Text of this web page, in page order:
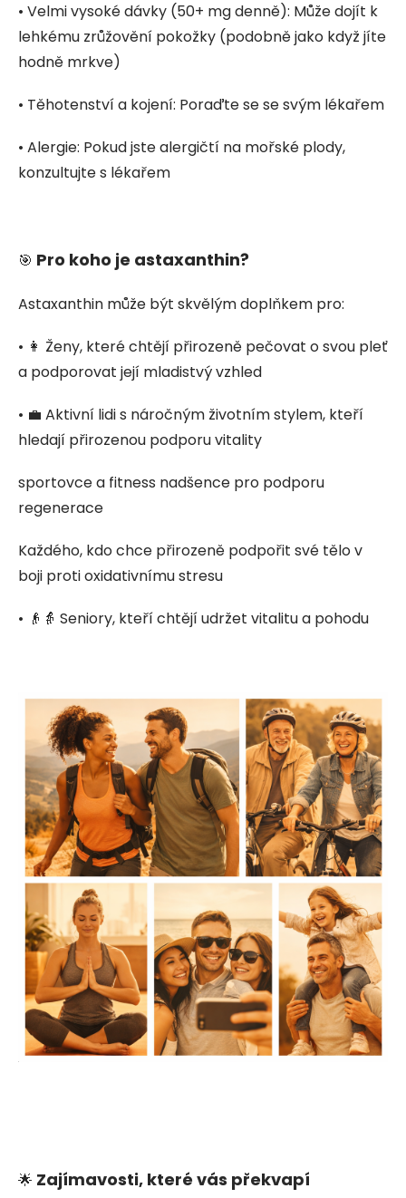
• Velmi vysoké dávky (50+ mg denně): Může dojít k
lehkému zrůžovění pokožky (podobně jako když jíte
hodně mrkve)
• Těhotenství a kojení: Poraďte se se svým lékařem
• Alergie: Pokud jste alergičtí na mořské plody,
konzultujte s lékařem
🎯 Pro koho je astaxanthin?
Astaxanthin může být skvělým doplňkem pro:
• 👩 Ženy, které chtějí přirozeně pečovat o svou pleť
a podporovat její mladistvý vzhled
• 💼 Aktivní lidi s náročným životním stylem, kteří
hledají přirozenou podporu vitality
sportovce a fitness nadšence pro podporu
regenerace
Každého, kdo chce přirozeně podpořit své tělo v
boji proti oxidativnímu stresu
• 👴👵 Seniory, kteří chtějí udržet vitalitu a pohodu
🌟 Zajímavosti, které vás překvapí